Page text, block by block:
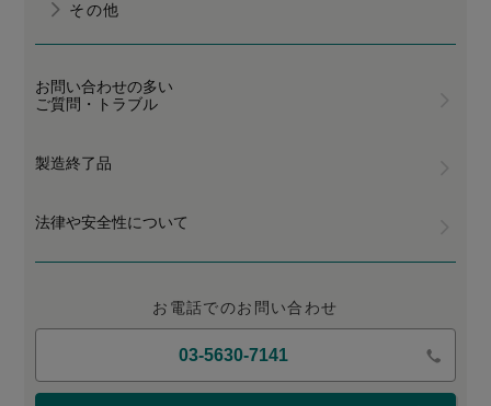
その他
お問い合わせの多い
ご質問・トラブル
製造終了品
法律や安全性について
お電話でのお問い合わせ
03-5630-7141